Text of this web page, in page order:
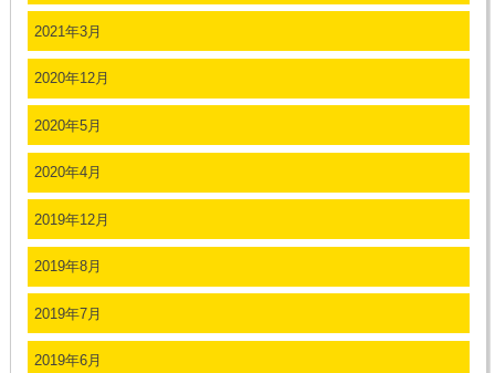
2021年3月
2020年12月
2020年5月
2020年4月
2019年12月
2019年8月
2019年7月
2019年6月